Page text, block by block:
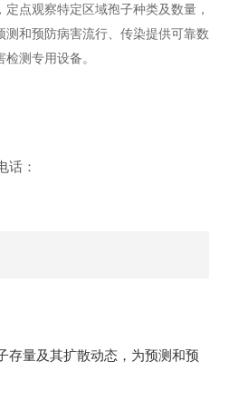
点观察特定区域孢子种类及数量，
和预防病害流行、传染提供可靠数
测专用设备。
话：
存量及其扩散动态，为预测和预